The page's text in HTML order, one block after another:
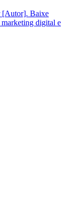
[Autor]. Baixe
marketing digital e